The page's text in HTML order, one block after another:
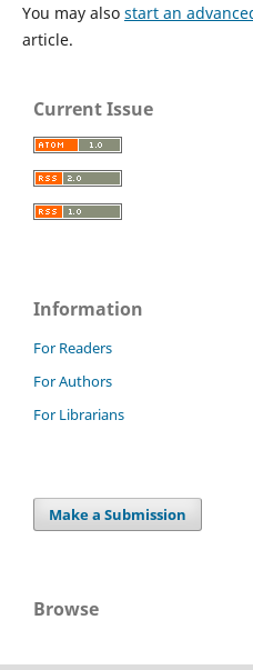
You may also start an
article.
Current Issue
Information
For Readers
For Authors
For Librarians
Make a Submission
Browse